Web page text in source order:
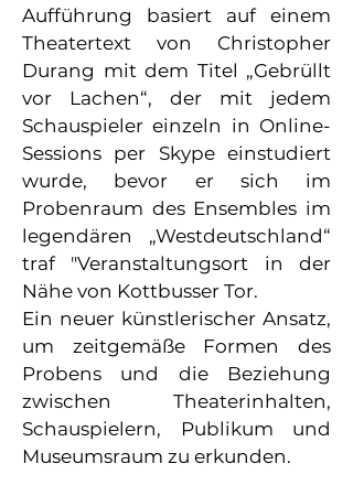
Aufführung basiert auf einem
Theatertext von Christopher
Durang mit dem Titel „Gebrüllt
vor Lachen“, der mit jedem
Schauspieler einzeln in Online-
Sessions per Skype einstudiert
wurde, bevor er sich im
Probenraum des Ensembles im
legendären „Westdeutschland“
traf "Veranstaltungsort in der
Nähe von Kottbusser Tor.
Ein neuer künstlerischer Ansatz,
um zeitgemäße Formen des
Probens und die Beziehung
zwischen Theaterinhalten,
Schauspielern, Publikum und
Museumsraum zu erkunden.